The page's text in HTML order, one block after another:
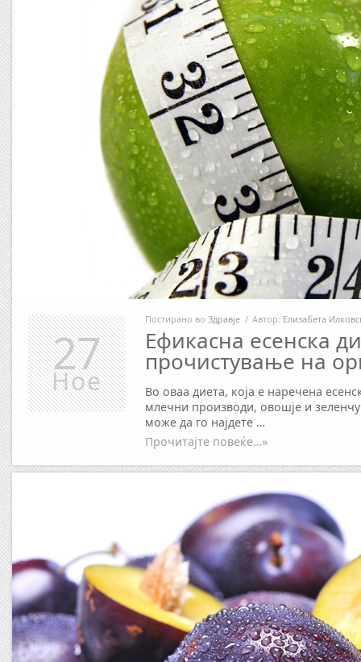
Постирано во Здравје / Автор: Елизабета
Ефикасна есенска
прочистување на
Во оваа диета, која е наречена
млечни производи, овошје и
може да го најдете …
Прочитајте повеќе…»
27
Ное